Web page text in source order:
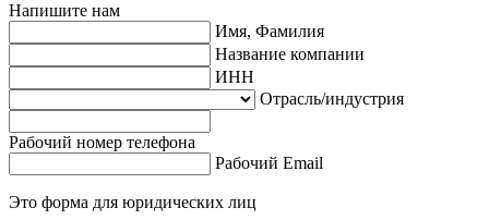
Напишите нам
Имя, Фамилия
Название компании
ИНН
Отрасль/индустрия
Рабочий номер телефона
Рабочий Email
Это форма для юридических лиц